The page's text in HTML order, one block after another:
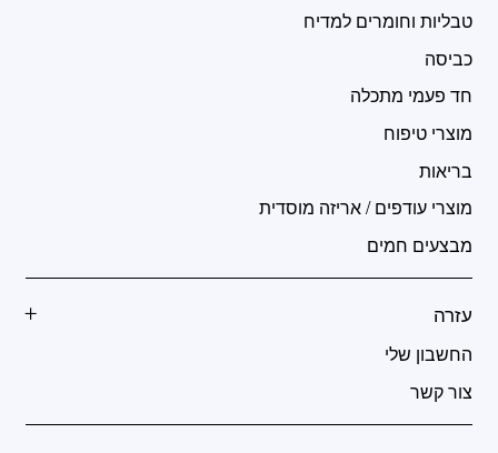
טבליות וחומרים למדיח
כביסה
חד פעמי מתכלה
מוצרי טיפוח
בריאות
מוצרי עודפים / אריזה מוסדית
מבצעים חמים
עזרה
החשבון שלי
צור קשר